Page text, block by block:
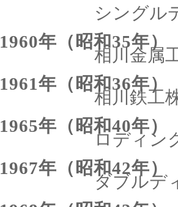
シングル
1960年（昭和35年）
相川金属
1961年（昭和36年）
相川鉄工
1965年（昭和40年）
ロディン
1967年（昭和42年）
ダブルデ